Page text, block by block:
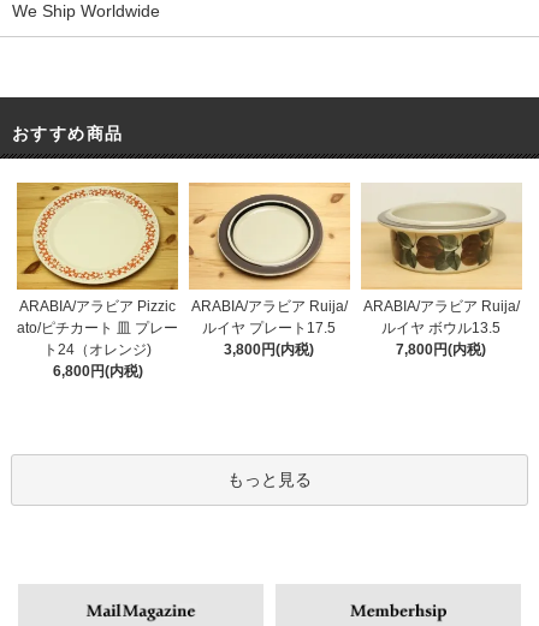
We Ship Worldwide
おすすめ商品
ARABIA/アラビア Pizzic
ato/ピチカート 皿 プレー
ト24（オレンジ)
6,800円(内税)
ARABIA/アラビア Ruija/
ルイヤ プレート17.5
3,800円(内税)
ARABIA/アラビア Ruija/
ルイヤ ボウル13.5
7,800円(内税)
もっと見る